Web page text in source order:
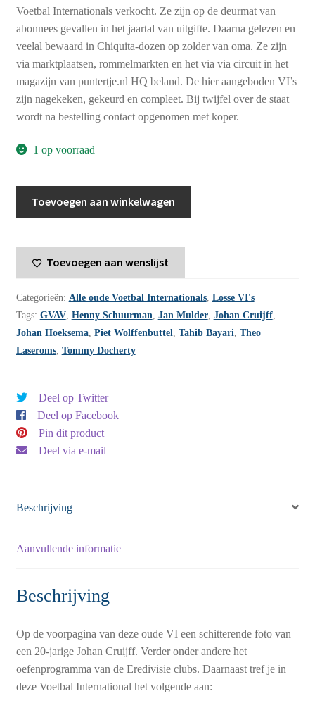
Voetbal Internationals verkocht. Ze zijn op de deurmat van
abonnees gevallen in het jaartal van uitgifte. Daarna gelezen en
veelal bewaard in Chiquita-dozen op zolder van oma. Ze zijn
via marktplaatsen, rommelmarkten en het via via circuit in het
magazijn van puntertje.nl HQ beland. De hier aangeboden VI’s
zijn nagekeken, gekeurd en compleet. Bij twijfel over de staat
wordt na bestelling contact opgenomen met koper.
1 op voorraad
International
2
1967
-
nummer
49
aantal
Toevoegen aan winkelwagen
Toevoegen aan wenslijst
Categorieën: Alle oude Voetbal Internationals, Losse VI's
Tags: GVAV, Henny Schuurman, Jan Mulder, Johan Cruijff,
Johan Hoeksema, Piet Wolffenbuttel, Tahib Bayari, Theo
Laseroms, Tommy Docherty
Deel op Twitter
Deel op Facebook
Pin dit product
Deel via e-mail
Beschrijving
Aanvullende informatie
Beschrijving
Op de voorpagina van deze oude VI een schitterende foto van
een 20-jarige Johan Cruijff. Verder onder andere het
oefenprogramma van de Eredivisie clubs. Daarnaast tref je in
deze Voetbal International het volgende aan: